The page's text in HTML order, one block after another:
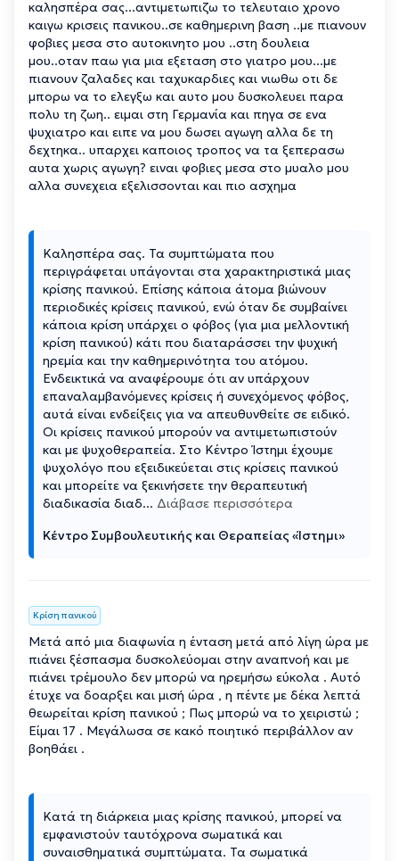
καλησπέρα σας...αντιμετωπιζω το τελευταιο χρονο
καιγω κρισεις πανικου..σε καθημερινη βαση ..με πιανουν
φοβιες μεσα στο αυτοκινητο μου ..στη δουλεια
μου..οταν παω για μια εξεταση στο γιατρο μου...με
πιανουν ζαλαδες και ταχυκαρδιες και νιωθω οτι δε
μπορω να το ελεγξω και αυτο μου δυσκολευει παρα
πολυ τη ζωη.. ειμαι στη Γερμανία και πηγα σε ενα
ψυχιατρο και ειπε να μου δωσει αγωγη αλλα δε τη
δεχτηκα.. υπαρχει καποιος τροπος να τα ξεπερασω
αυτα χωρις αγωγη? ειναι φοβιες μεσα στο μυαλο μου
αλλα συνεχεια εξελισσονται και πιο ασχημα
Καλησπέρα σας. Τα συμπτώματα που
περιγράφεται υπάγονται στα χαρακτηριστικά μιας
κρίσης πανικού. Επίσης κάποια άτομα βιώνουν
περιοδικές κρίσεις πανικού, ενώ όταν δε συμβαίνει
κάποια κρίση υπάρχει ο φόβος (για μια μελλοντική
κρίση πανικού) κάτι που διαταράσσει την ψυχική
ηρεμία και την καθημερινότητα του ατόμου.
Ενδεικτικά να αναφέρουμε ότι αν υπάρχουν
επαναλαμβανόμενες κρίσεις ή συνεχόμενος φόβος,
αυτά είναι ενδείξεις για να απευθυνθείτε σε ειδικό.
Οι κρίσεις πανικού μπορούν να αντιμετωπιστούν
και με ψυχοθεραπεία. Στο Κέντρο Ίστημι έχουμε
ψυχολόγο που εξειδικεύεται στις κρίσεις πανικού
και μπορείτε να ξεκινήσετε την θεραπευτική
διαδικασία διαδ... Διάβασε περισσότερα
Κέντρο Συμβουλευτικής και Θεραπείας «Ίστημι»
Κρίση πανικού
Μετά από μια διαφωνία η ένταση μετά από λίγη ώρα με
πιάνει ξέσπασμα δυσκολεύομαι στην αναπνοή και με
πιάνει τρέμουλο δεν μπορώ να ηρεμήσω εύκολα . Αυτό
έτυχε να δοαρξει και μισή ώρα , η πέντε με δέκα λεπτά
θεωρείται κρίση πανικού ; Πως μπορώ να το χειριστώ ;
Είμαι 17 . Μεγάλωσα σε κακό ποιητικό περιβάλλον αν
βοηθάει .
Κατά τη διάρκεια μιας κρίσης πανικού, μπορεί να
εμφανιστούν ταυτόχρονα σωματικά και
συναισθηματικά συμπτώματα. Τα σωματικά